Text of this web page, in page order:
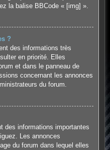
la balise BBCode « [img] ».
?
des informations très
en priorité. Elles
et dans le panneau de
concernant les annonces
du forum.
des informations importantes
Les annonces
du forum dans lequel elles